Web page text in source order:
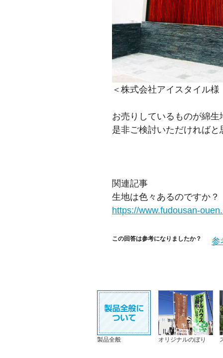
＜株式会社アイスタイル
お売りしているものが綿
是非ご検討いただければと
関連記事
生地は色々あるのですか？
https://www.fudousan-
この回答は参考になりましたか？ 参
製品全般 オリジナルのぼり